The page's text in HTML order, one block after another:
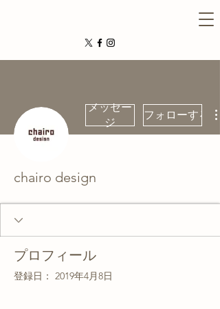
メッセー
ジ
フォローする
chairo design
プロフィール
登録日： 2019年4月8日